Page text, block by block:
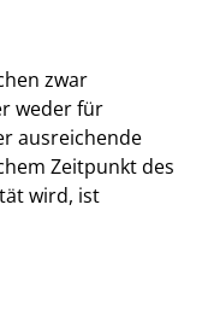
zwar
weder für
ausreichende
Zeitpunkt des
wird, ist